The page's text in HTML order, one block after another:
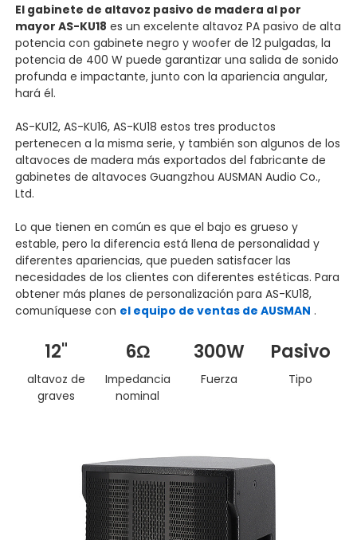
El gabinete de altavoz pasivo de madera al por
mayor AS-KU18 es un excelente altavoz PA pasivo de alta
potencia con gabinete negro y woofer de 12 pulgadas, la
potencia de 400 W puede garantizar una salida de sonido
profunda e impactante, junto con la apariencia angular,
hará él.
AS-KU12, AS-KU16, AS-KU18 estos tres productos
pertenecen a la misma serie, y también son algunos de los
altavoces de madera más exportados del fabricante de
gabinetes de altavoces Guangzhou AUSMAN Audio Co.,
Ltd.
Lo que tienen en común es que el bajo es grueso y
estable, pero la diferencia está llena de personalidad y
diferentes apariencias, que pueden satisfacer las
necesidades de los clientes con diferentes estéticas.Para
obtener más planes de personalización para AS-KU18,
comuníquese con el equipo de ventas de AUSMAN .
12"
altavoz de
graves
6Ω
Impedancia
nominal
300W
Fuerza
Pasivo
Tipo